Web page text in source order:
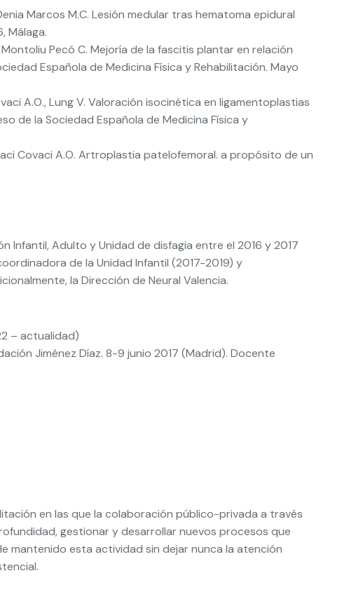
Marcos M.C. Lesión medular tras hematoma epidural
Málaga.
Pecó C. Mejoría de la fascitis plantar en relación
Española de Medicina Física y Rehabilitación. Mayo
A.O., Lung V. Valoración isocinética en ligamentoplastias
de la Sociedad Española de Medicina Física y
Covaci A.O. Artroplastia patelofemoral. a propósito de un
Infantil, Adulto y Unidad de disfagia entre el 2016 y 2017
de la Unidad Infantil (2017-2019) y
la Dirección de Neural Valencia.
– actualidad)
Jiménez Díaz. 8-9 junio 2017 (Madrid). Docente
en las que la colaboración público-privada a través
gestionar y desarrollar nuevos procesos que
mantenido esta actividad sin dejar nunca la atención